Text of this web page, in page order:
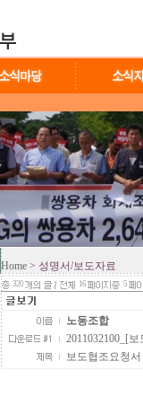
Home > 성명서/보도자료
320 16 5
노동조합
2011032100_[
보도협조요청서